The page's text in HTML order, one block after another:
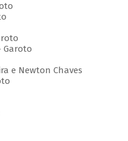
Garoto
e Newton Chaves